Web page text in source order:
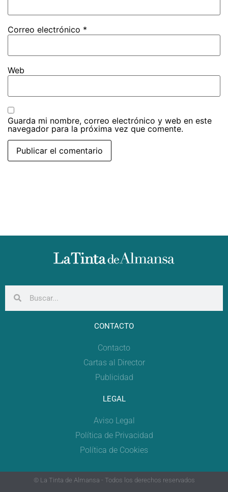
Correo electrónico *
Web
Guarda mi nombre, correo electrónico y web en este
navegador para la próxima vez que comente.
CONTACTO
Contacto
Cartas al Director
Publicidad
LEGAL
Aviso Legal
Política de Privacidad
Política de Cookies
© La Tinta de Almansa - Todos los derechos reservados